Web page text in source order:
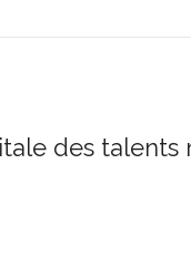
des talents